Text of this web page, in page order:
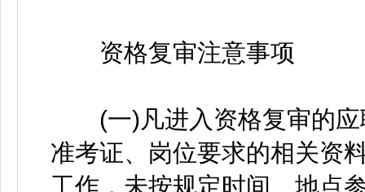
资格复审注意事项
(一)凡进入资格复审的应
准考证、岗位要求的相关资
工作，未按规定时间、地点